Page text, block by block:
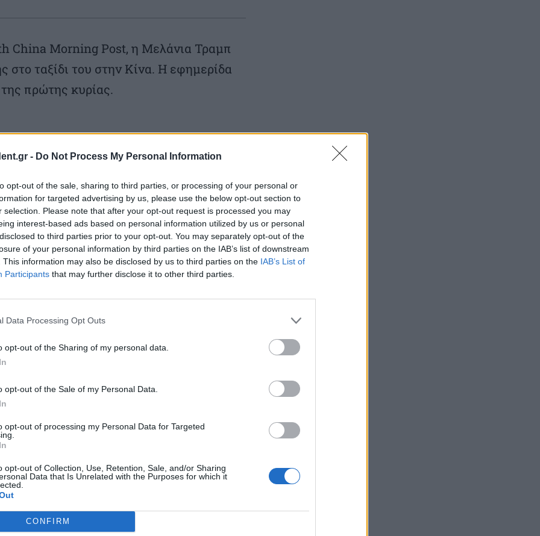
- Do Not Process My Personal Information
opt-out of the sale, sharing to third parties, or processing of your personal or
for targeted advertising by us, please use the below opt-out section to
selection. Please note that after your opt-out request is processed you may
interest-based ads based on personal information utilized by us or personal
to third parties prior to your opt-out. You may separately opt-out of the
of your personal information by third parties on the IAB’s list of downstream
This information may also be disclosed by us to third parties on the IAB’s List of
Participants that may further disclose it to other third parties.
Data Processing Opt Outs
opt-out of the Sharing of my personal data.
opt-out of the Sale of my Personal Data.
opt-out of processing my Personal Data for Targeted
opt-out of Collection, Use, Retention, Sale, and/or Sharing
Data that Is Unrelated with the Purposes for which it
CONFIRM
China Morning Post, η Μελάνια Τραμπ
στο ταξίδι του στην Κίνα. Η εφημερίδα
πρώτης κυρίας.
του
Τα μεγάλα θέματα στο
συνάντησης Τραμπ - Σι
από τις 13 έως τις 15
Τραμπ: Ανοίγω τα Στενά
του Ορμούζ - Ο Πρόεδρος
Ο Τραμπ είπε ότι ζήτησε
από τον Κινέζο πρόεδρο Σι